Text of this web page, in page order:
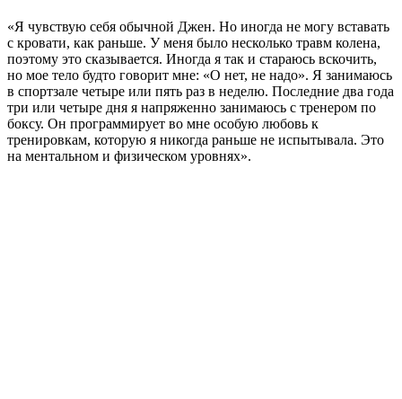
«Я чувствую себя обычной Джен. Но иногда не могу вставать
с кровати, как раньше. У меня было несколько травм колена,
поэтому это сказывается. Иногда я так и стараюсь вскочить,
но мое тело будто говорит мне: «О нет, не надо». Я занимаюсь
в спортзале четыре или пять раз в неделю. Последние два года
три или четыре дня я напряженно занимаюсь с тренером по
боксу. Он программирует во мне особую любовь к
тренировкам, которую я никогда раньше не испытывала. Это
на ментальном и физическом уровнях».